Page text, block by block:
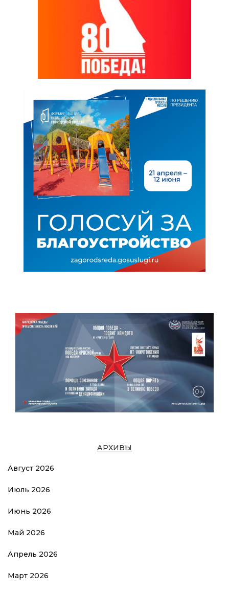
АРХИВЫ
Август 2026
Июль 2026
Июнь 2026
Май 2026
Апрель 2026
Март 2026